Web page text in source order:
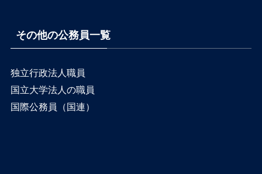
その他の公務員一覧
独立行政法人職員
国立大学法人の職員
国際公務員（国連）